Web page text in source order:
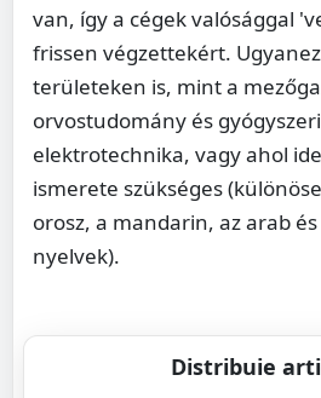
van, így a cégek valósággal
frissen végzettekért.
területeken is, mint a
orvostudomány és
elektrotechnika, vagy ahol
ismerete szükséges
orosz, a mandarin, az arab
nyelvek).
Distribuie